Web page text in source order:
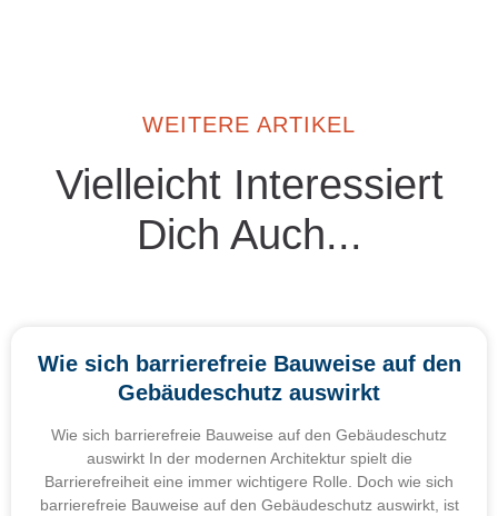
WEITERE ARTIKEL
Vielleicht Interessiert
Dich Auch...
Wie sich barrierefreie Bauweise auf den
Gebäudeschutz auswirkt
Wie sich barrierefreie Bauweise auf den Gebäudeschutz
auswirkt In der modernen Architektur spielt die
Barrierefreiheit eine immer wichtigere Rolle. Doch wie sich
barrierefreie Bauweise auf den Gebäudeschutz auswirkt, ist